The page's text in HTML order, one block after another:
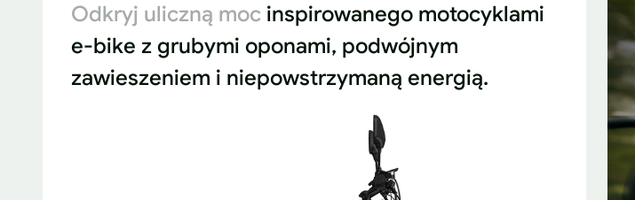
Odkryj uliczną moc inspirowanego motocyklami
e-bike z grubymi oponami, podwójnym
zawieszeniem i niepowstrzymaną energią.